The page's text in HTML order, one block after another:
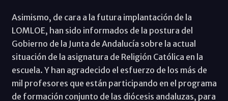
Asimismo, de cara a la futura implantación de la
LOMLOE, han sido informados de la postura del
Gobierno de la Junta de Andalucía sobre la actual
situación de la asignatura de Religión Católica en la
escuela. Y han agradecido el esfuerzo de los más de
mil profesores que están participando en el programa
de formación conjunto de las diócesis andaluzas, para